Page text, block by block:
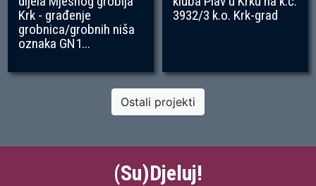
Krk - građenje
grobnica/grobnih niša
oznaka GN1...
3932/3 k.o. Krk-grad
Ostali projekti
(Su)Djeluj!